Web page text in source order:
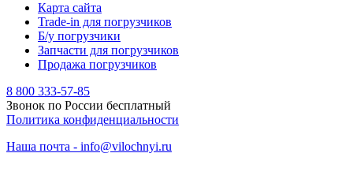
Карта сайта
Trade-in для погрузчиков
Б/у погрузчики
Запчасти для погрузчиков
Продажа погрузчиков
8 800 333-57-85
Звонок по России бесплатный
Политика конфиденциальности
Наша почта - info@vilochnyi.ru